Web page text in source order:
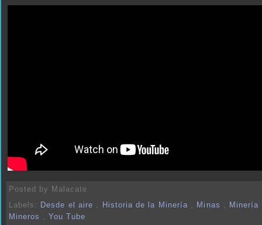
Posted by Malacate
Labels:
Desde el aire , Historia de la Minería , Minas , Minería
Mineros ,You Tube